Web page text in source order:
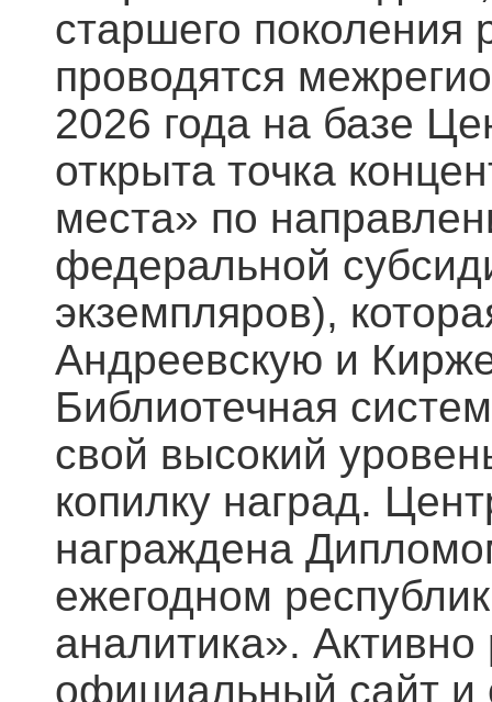
старшего поколения
проводятся
2026 года на базе
открыта точка
места» по
федеральной
экземпляров),
Андреевскую и
Библиотечная
свой высокий
копилку наград.
награждена
ежегодном
аналитика». Активно
официальный сайт и